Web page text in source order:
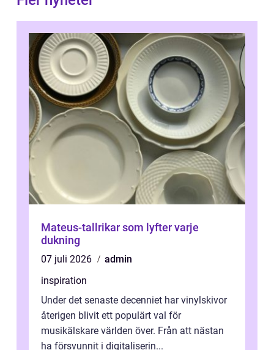
Mateus-tallrikar som lyfter varje
dukning
07 juli 2026
admin
inspiration
Under det senaste decenniet har vinylskivor
återigen blivit ett populärt val för
musikälskare världen över. Från att nästan
ha försvunnit i digitaliserin...